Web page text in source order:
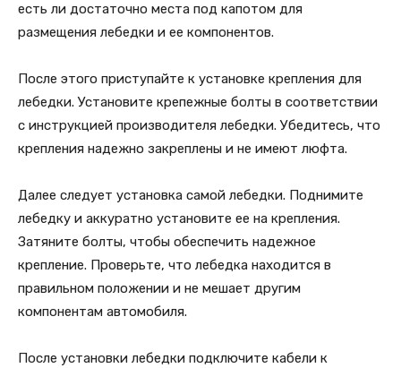
есть ли достаточно места под капотом для
размещения лебедки и ее компонентов.
После этого приступайте к установке крепления для
лебедки. Установите крепежные болты в соответствии
с инструкцией производителя лебедки. Убедитесь, что
крепления надежно закреплены и не имеют люфта.
Далее следует установка самой лебедки. Поднимите
лебедку и аккуратно установите ее на крепления.
Затяните болты, чтобы обеспечить надежное
крепление. Проверьте, что лебедка находится в
правильном положении и не мешает другим
компонентам автомобиля.
После установки лебедки подключите кабели к